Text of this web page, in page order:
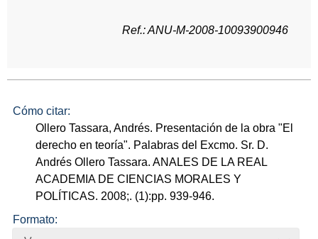
Ref.: ANU-M-2008-10093900946
Cómo citar:
Ollero Tassara, Andrés. Presentación de la obra "El
derecho en teoría". Palabras del Excmo. Sr. D.
Andrés Ollero Tassara. ANALES DE LA REAL
ACADEMIA DE CIENCIAS MORALES Y
POLÍTICAS. 2008;. (1):pp. 939-946.
Formato: